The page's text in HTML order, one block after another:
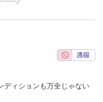
ディションも万全じゃない